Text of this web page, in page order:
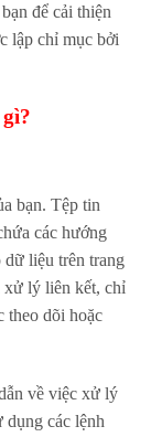
để cải thiện
lập chỉ mục bởi
bạn. Tệp tin
các hướng
dữ liệu trên trang
xử lý liên kết, chỉ
theo dõi hoặc
về việc xử lý
các lệnh